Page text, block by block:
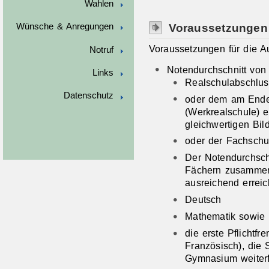
Wahlen
Wünsche & Anregungen
Notruf
Links
Datenschutz
Voraussetzungen
Voraussetzungen für die
Notendurchschnitt
oder dem am
(Werkrealschule)
gleichwertigen
oder der
Der
Fächern
ausreichend
Deutsch
Mathematik sowie
die erste
Französisch), die
Gymnasium